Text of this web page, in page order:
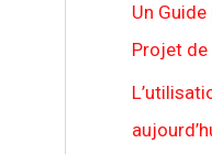
Un
Projet